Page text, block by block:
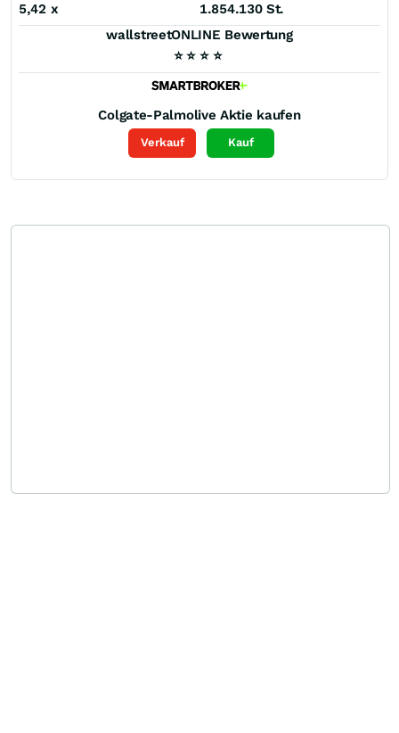
5,42 x
1.854.130 St.
wallstreetONLINE Bewertung
⭐ ⭐ ⭐ ⭐
Colgate-Palmolive Aktie kaufen
Verkauf Kauf